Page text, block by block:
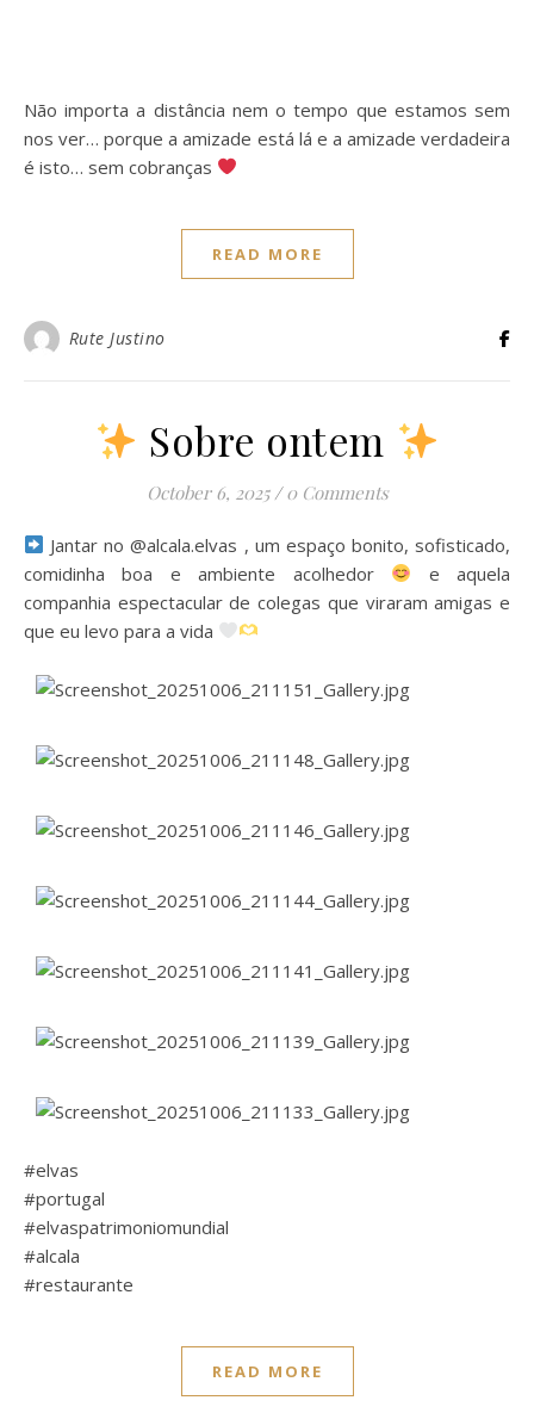
Não importa a distância nem o tempo que estamos sem
nos ver… porque a amizade está lá e a amizade verdadeira
é isto… sem cobranças
READ MORE
Rute Justino
Sobre ontem
October 6, 2025 / 0 Comments
Jantar no @alcala.elvas , um espaço bonito, sofisticado,
comidinha boa e ambiente acolhedor
e aquela
companhia espectacular de colegas que viraram amigas e
que eu levo para a vida
#elvas
#portugal
#elvaspatrimoniomundial
#alcala
#restaurante
READ MORE